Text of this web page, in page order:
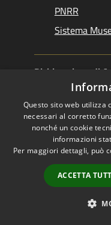
PNRR
Sistema
Dichiarazione di
Feedback|
RSS
Accessibilità
Privacy
Cookie
Mappa del sito
Questo sito web utilizza
necessari al corretto
nonché un cookie
informazioni
Per maggiori dettagli, può
ACCETTA